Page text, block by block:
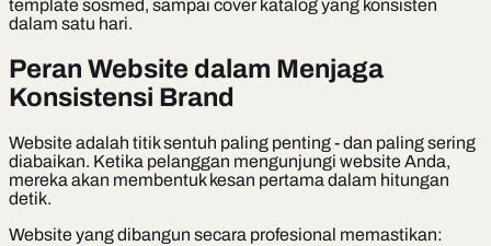
template sosmed, sampai cover katalog yang konsisten
dalam satu hari.
Peran Website dalam Menjaga
Konsistensi Brand
Website adalah titik sentuh paling penting - dan paling sering
diabaikan. Ketika pelanggan mengunjungi website Anda,
mereka akan membentuk kesan pertama dalam hitungan
detik.
Website yang dibangun secara profesional memastikan: